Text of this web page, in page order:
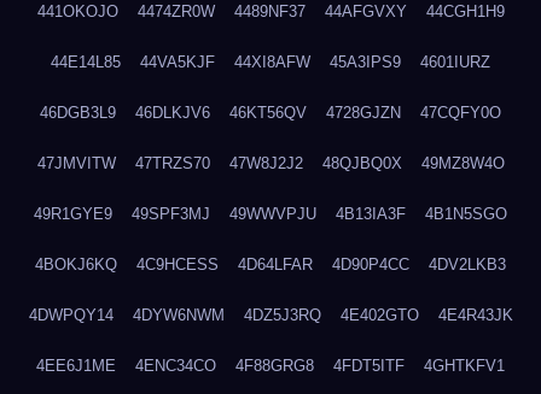
441OKOJO 4474ZR0W 4489NF37 44AFGVXY 44CGH1H9
44E14L85 44VA5KJF 44XI8AFW 45A3IPS9 4601IURZ
46DGB3L9 46DLKJV6 46KT56QV 4728GJZN 47CQFY0O
47JMVITW 47TRZS70 47W8J2J2 48QJBQ0X 49MZ8W4O
49R1GYE9 49SPF3MJ 49WWVPJU 4B13IA3F 4B1N5SGO
4BOKJ6KQ 4C9HCESS 4D64LFAR 4D90P4CC 4DV2LKB3
4DWPQY14 4DYW6NWM 4DZ5J3RQ 4E402GTO 4E4R43JK
4EE6J1ME 4ENC34CO 4F88GRG8 4FDT5ITF 4GHTKFV1